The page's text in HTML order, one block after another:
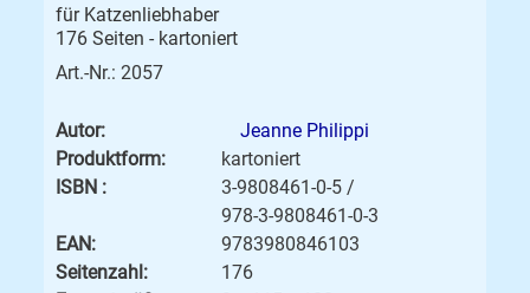
für Katzenliebhaber
176 Seiten - kartoniert
Art.-Nr.: 2057
Autor:
Jeanne Philippi
Produktform:
kartoniert
ISBN :
3-9808461-0-5 /
978-3-9808461-0-3
EAN:
9783980846103
Seitenzahl:
176